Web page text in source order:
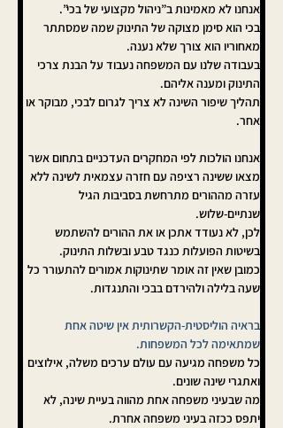
אנחנו לא מאמינות ב”ניהול מקצועי של בכי”.
בכי הוא סימן מצוקה של התינוק שמה שמסתתר
מאחוריו הוא צורך שלא נענה.
בעבודה שלנו עם המשפחה נעבוד על הבנת צרכי
התינוק ומענה אליהם.
תהליך שיפור השינה לא צריך לגרום לבכי, מבוקר או
אחר.
אנחנו הולכות לפי המחקרים העדכניים בתחום אשר
מצאו ששינה רציפה עם חזרה עצמאית לשינה ללא
עזרה מההורים מתרחשת בסביבות הגיל
שנתיים-שלוש.
לכן, לא נעודד אתכן או את ההורים להשתמש
בשיטות הפועלות כנגד טבע ובשלות התינוק.
כמובן שאין זה אומר שתינוקות אמורים להתעורר כל
שעה בלילה ולהירדם בבכי והתנגדות.
בראיה הוליסטית-הקשרותית אין שיטה אחת
שמתאימה לכל המשפחות.
כל משפחה מגיעה עם עולם ערכים משלה, אילוצים
ואתגרי שינה שונים.
מה שבעיני משפחה אחת מהווה בעיית שינה, לא
יתפס ככזה בעיני משפחה אחרת.